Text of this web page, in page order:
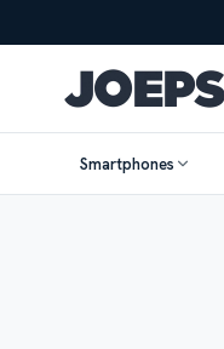
Smartphones